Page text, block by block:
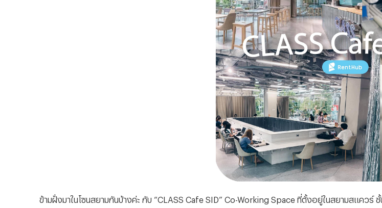
ข้ามฝั่งมาในโซนสยามกันบ้างค่ะ กับ “CLASS Cafe SID” Co-Working Space ที่ตั้งอยู่ในสยามสแควร์